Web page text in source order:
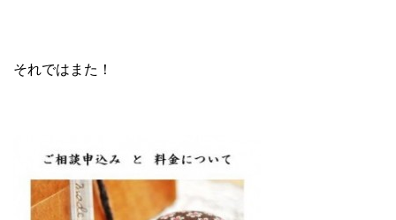
それではまた！